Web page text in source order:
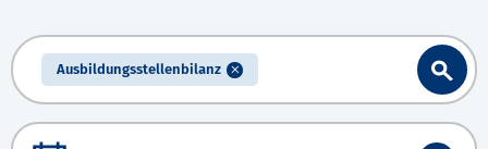
Ausbildungsstellenbilanz